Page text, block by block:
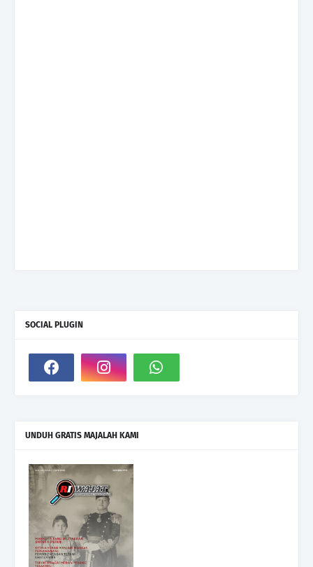
SOCIAL PLUGIN
UNDUH GRATIS MAJALAH KAMI